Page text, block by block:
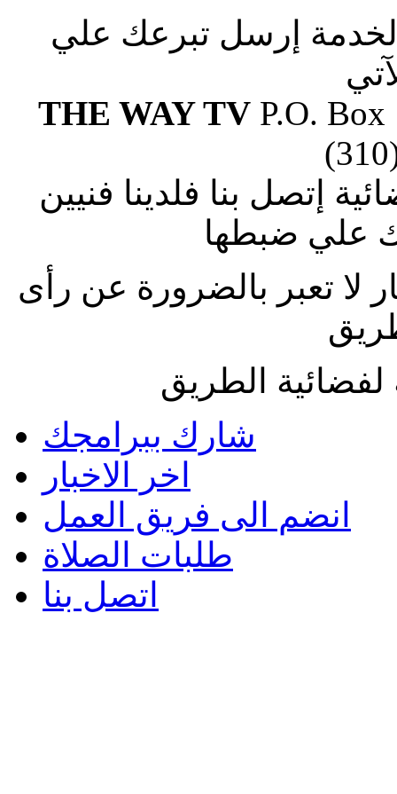
إرسل تبرعك علي
THE WAY TVP.O. Box
إتصل بنا فلدينا فنيين
علي ضبطها
لا تعبر بالضرورة عن رأى
الطريق
شارك ببرامجك
اخر الاخبار
انضم الى فريق العمل
طلبات الصلاة
اتصل بنا